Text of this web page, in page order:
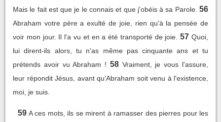
Mais le fait est que je le connais et que j'obéis à sa Parole. 56
Abraham votre père a exulté de joie, rien qu'à la pensée de
voir mon jour. Il l'a vu et en a été transporté de joie. 57 Quoi,
lui dirent-ils alors, tu n'as même pas cinquante ans et tu
prétends avoir vu Abraham ! 58 Vraiment, je vous l'assure,
leur répondit Jésus, avant qu'Abraham soit venu à l'existence,
moi, je suis.
59 A ces mots, ils se mirent à ramasser des pierres pour les